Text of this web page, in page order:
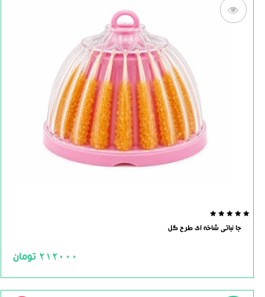
جا نباتی شاخه ای طرح گل
212000 تومان